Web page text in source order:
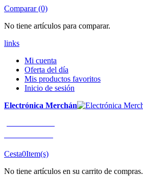
Comparar (0)
No tiene artículos para comparar.
links
Mi cuenta
Oferta del día
Mis productos favoritos
Inicio de sesión
Electrónica Merchán
Cesta0Item(s)
No tiene artículos en su carrito de compras.